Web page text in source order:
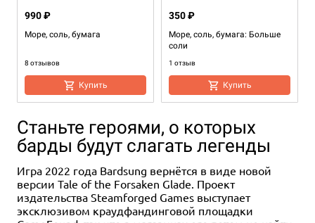
Море, соль, бумага
8 отзывов
990 ₽
Купить
Море, соль, бумага: Больше
соли
1 отзыв
350 ₽
Купить
Дополнение 1-6
90-180
Дополнение 1-4
90-120
Дополнение 1-6
90-180
Станьте героями, о которых
барды будут слагать легенды
Игра 2022 года Bardsung вернётся в виде новой
версии Tale of the Forsaken Glade. Проект
издательства Steamforged Games выступает
эксклюзивом краудфандинговой площадки